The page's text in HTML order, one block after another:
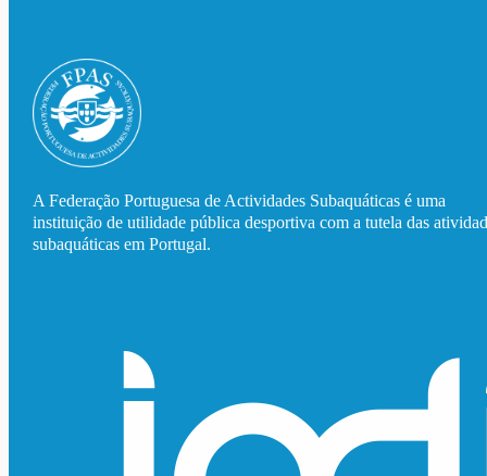
A Federação Portuguesa de Actividades Subaquáticas é uma
instituição de utilidade pública desportiva com a tutela das
subaquáticas em Portugal.